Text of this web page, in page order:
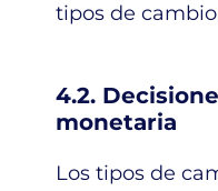
tipos de
4.2.
monetaria
Los tipos de